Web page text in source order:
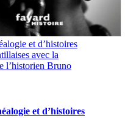
et d’histoires
avec la
l’historien Bruno
et d’histoires